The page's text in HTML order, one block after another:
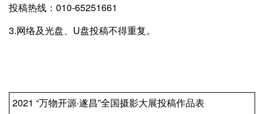
投稿热线：010-65251661
3.网络及光盘、U盘投稿不得重复。
2021 “万物开源·遂昌”全国摄影大展投稿作品表